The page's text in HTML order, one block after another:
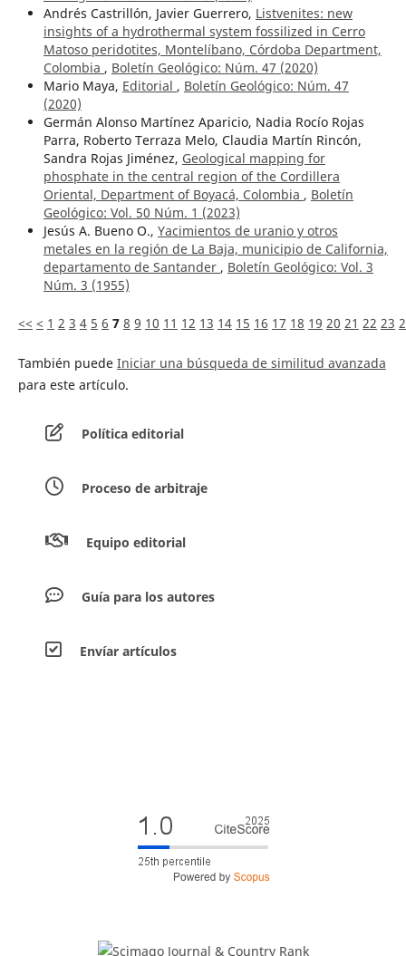
Andrés Castrillón, Javier Guerrero, Listvenites: new
insights of a hydrothermal system fossilized in Cerro
Matoso peridotites, Montelíbano, Córdoba Department,
Colombia , Boletín Geológico: Núm. 47 (2020)
Mario Maya, Editorial , Boletín Geológico: Núm. 47
(2020)
Germán Alonso Martínez Aparicio, Nadia Rocío Rojas
Parra, Roberto Terraza Melo, Claudia Martín Rincón,
Sandra Rojas Jiménez, Geological mapping for
phosphate in the central region of the Cordillera
Oriental, Department of Boyacá, Colombia , Boletín
Geológico: Vol. 50 Núm. 1 (2023)
Jesús A. Bueno O., Yacimientos de uranio y otros
metales en la región de La Baja, municipio de California,
departamento de Santander , Boletín Geológico: Vol. 3
Núm. 3 (1955)
<< < 1 2 3 4 5 6 7 8 9 10 11 12 13 14 15 16 17 18 19 20 21 22 23
También puede Iniciar una búsqueda de similitud avanzada
para este artículo.
Política editorial
Proceso de arbitraje
Equipo editorial
Guía para los autores
Envíar artículos